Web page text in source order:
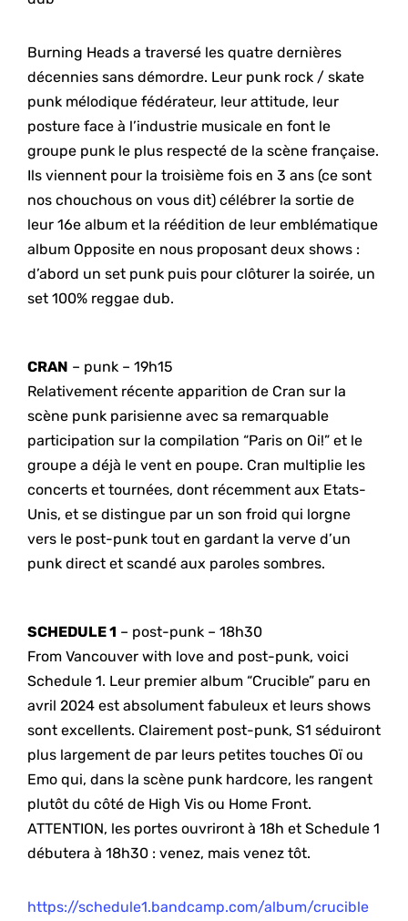
Burning Heads a traversé les quatre dernières
décennies sans démordre. Leur punk rock / skate
punk mélodique fédérateur, leur attitude, leur
posture face à l’industrie musicale en font le
groupe punk le plus respecté de la scène française.
Ils viennent pour la troisième fois en 3 ans (ce sont
nos chouchous on vous dit) célébrer la sortie de
leur 16e album et la réédition de leur emblématique
album Opposite en nous proposant deux shows :
d’abord un set punk puis pour clôturer la soirée, un
set 100% reggae dub.
CRAN – punk – 19h15
Relativement récente apparition de Cran sur la
scène punk parisienne avec sa remarquable
participation sur la compilation “Paris on Oi!” et le
groupe a déjà le vent en poupe. Cran multiplie les
concerts et tournées, dont récemment aux Etats-
Unis, et se distingue par un son froid qui lorgne
vers le post-punk tout en gardant la verve d’un
punk direct et scandé aux paroles sombres.
SCHEDULE 1 – post-punk – 18h30
From Vancouver with love and post-punk, voici
Schedule 1. Leur premier album “Crucible” paru en
avril 2024 est absolument fabuleux et leurs shows
sont excellents. Clairement post-punk, S1 séduiront
plus largement de par leurs petites touches Oï ou
Emo qui, dans la scène punk hardcore, les rangent
plutôt du côté de High Vis ou Home Front.
ATTENTION, les portes ouvriront à 18h et Schedule 1
débutera à 18h30 : venez, mais venez tôt.
https://schedule1.bandcamp.com/album/crucible